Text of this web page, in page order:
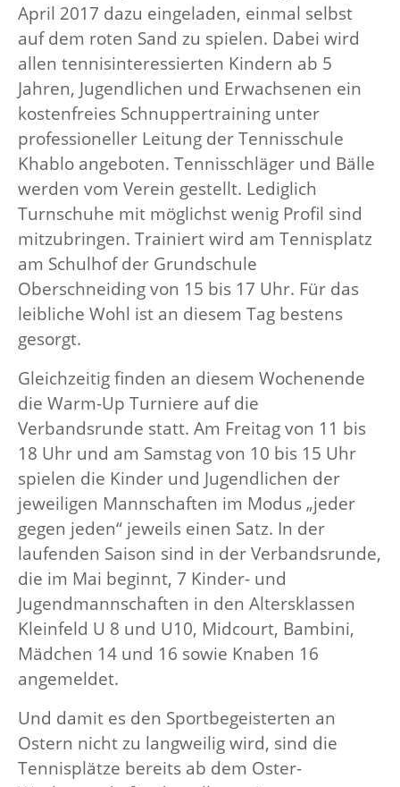
April 2017 dazu eingeladen, einmal selbst
auf dem roten Sand zu spielen. Dabei wird
allen tennisinteressierten Kindern ab 5
Jahren, Jugendlichen und Erwachsenen ein
kostenfreies Schnuppertraining unter
professioneller Leitung der Tennisschule
Khablo angeboten. Tennisschläger und Bälle
werden vom Verein gestellt. Lediglich
Turnschuhe mit möglichst wenig Profil sind
mitzubringen. Trainiert wird am Tennisplatz
am Schulhofder Grundschule
Oberschneiding von 15 bis 17 Uhr. Für das
leibliche Wohl ist an diesem Tag bestens
gesorgt.
Gleichzeitig finden an diesem Wochenende
die Warm-Up Turniere auf die
Verbandsrunde statt. Am Freitag von 11 bis
18 Uhr und am Samstag von 10 bis 15 Uhr
spielen die Kinder und Jugendlichen der
jeweiligen Mannschaften im Modus „jeder
gegen jeden“ jeweils einen Satz. In der
laufenden Saison sind in der Verbandsrunde,
die im Mai beginnt, 7 Kinder- und
Jugendmannschaften in den Altersklassen
Kleinfeld U 8 und U10, Midcourt, Bambini,
Mädchen 14 und 16 sowie Knaben 16
angemeldet.
Und damit es den Sportbegeisterten an
Ostern nicht zu langweilig wird, sind die
Tennisplätze bereits ab dem Oster-